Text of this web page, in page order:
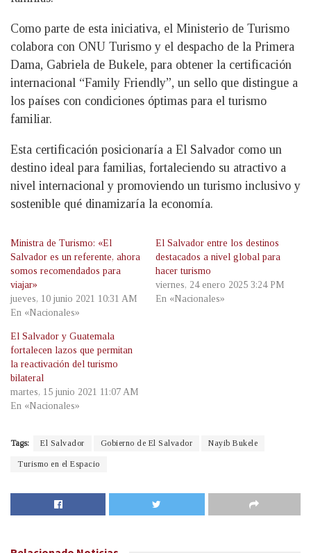
Como parte de esta iniciativa, el Ministerio de Turismo
colabora con ONU Turismo y el despacho de la Primera
Dama, Gabriela de Bukele, para obtener la certificación
internacional “Family Friendly”, un sello que distingue a
los países con condiciones óptimas para el turismo
familiar.
Esta certificación posicionaría a El Salvador como un
destino ideal para familias, fortaleciendo su atractivo a
nivel internacional y promoviendo un turismo inclusivo y
sostenible qué dinamizaría la economía.
Ministra de Turismo: «El
Salvador es un referente, ahora
somos recomendados para
viajar»
jueves, 10 junio 2021 10:31 AM
En «Nacionales»
El Salvador entre los destinos
destacados a nivel global para
hacer turismo
viernes, 24 enero 2025 3:24 PM
En «Nacionales»
El Salvador y Guatemala
fortalecen lazos que permitan
la reactivación del turismo
bilateral
martes, 15 junio 2021 11:07 AM
En «Nacionales»
Tags: El Salvador Gobierno de El Salvador Nayib Bukele
Turismo en el Espacio